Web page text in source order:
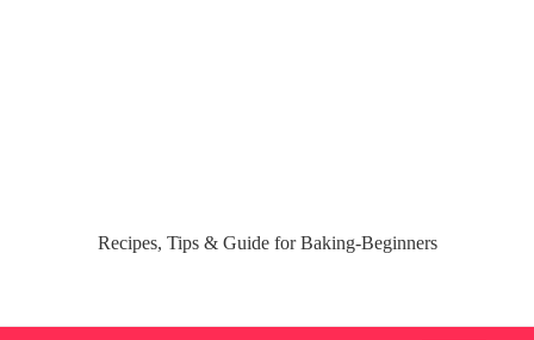
Recipes, Tips & Guide for Baking-Beginners